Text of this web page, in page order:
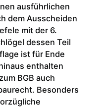
ausführlichen
dem Ausscheiden
mit der 6.
dessen Teil
ist für Ende
enthalten
BGB auch
Besonders